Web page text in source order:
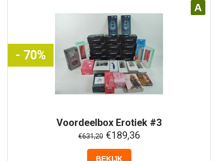
A
- 70%
Voordeelbox Erotiek #3
€631,20€189,36
BEKIJK